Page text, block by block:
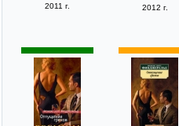
2011 г. 2012 г.